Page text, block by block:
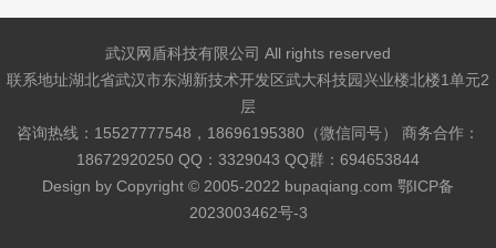
武汉网盾科技有限公司 All rights reserved
联系地址湖北省武汉市东湖新技术开发区武大科技园兴业楼北楼1单元2
层
咨询热线：15527777548，18696195380（微信同号） 商务合作：
18672920250 QQ：3329043 QQ群：694653844
Design by Copyright © 2005-2022 bupaqiang.com 鄂ICP备
2023003462号-3